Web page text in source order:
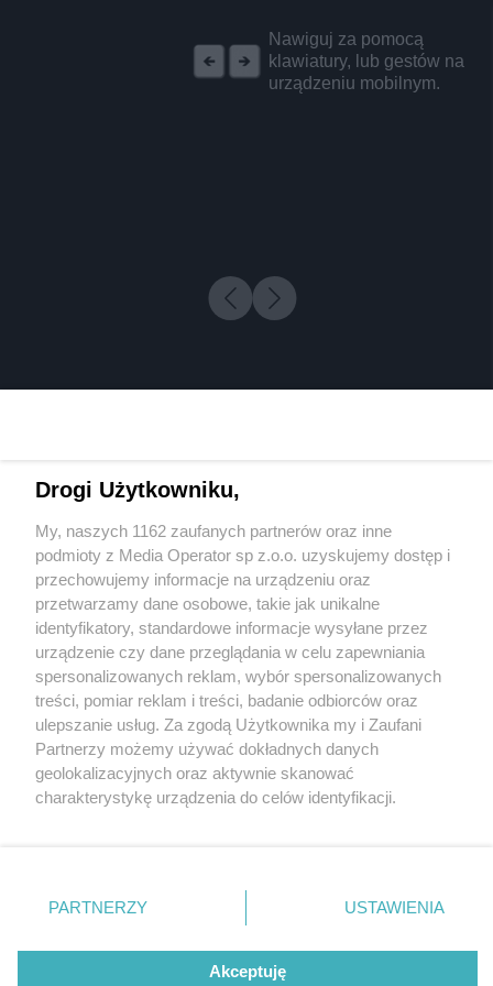
Nawiguj za pomocą
klawiatury, lub gestów na
urządzeniu mobilnym.
2 / 0
Wydawca mediów lokalnych
Nie zapomnij
zapoznać się z:
polityką prywatności regulamin korzystania z portali
Twojemiasto
Piekary Śląskie
Chorzów
Tarnowskie Góry
Gliwice
Skontakuj sięz nami
Kontakt
Wydawca
Redakcja
Drogi Użytkowniku,
My, naszych 1162 zaufanych partnerów oraz inne
podmioty z Media Operator sp z.o.o. uzyskujemy dostęp i
przechowujemy informacje na urządzeniu oraz
przetwarzamy dane osobowe, takie jak unikalne
identyfikatory, standardowe informacje wysyłane przez
urządzenie czy dane przeglądania w celu zapewniania
spersonalizowanych reklam, wybór spersonalizowanych
treści, pomiar reklam i treści, badanie odbiorców oraz
ulepszanie usług. Za zgodą Użytkownika my i Zaufani
Partnerzy możemy używać dokładnych danych
geolokalizacyjnych oraz aktywnie skanować
charakterystykę urządzenia do celów identyfikacji.
zmienić/wycofać klikając przycisk ustawień prywatności
znajdujący się w lewym dolnym rogu strony
rodzaje przetwarzania danych nie wymagają zgody
użytkownika, ale masz prawo sprzeciwić się takiemu
PARTNERZY USTAWIENIA
Akceptuję